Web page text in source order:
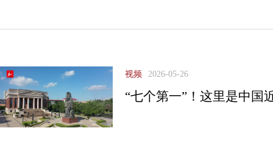
视频 2026-05-26
“七个第一”！这里是中国